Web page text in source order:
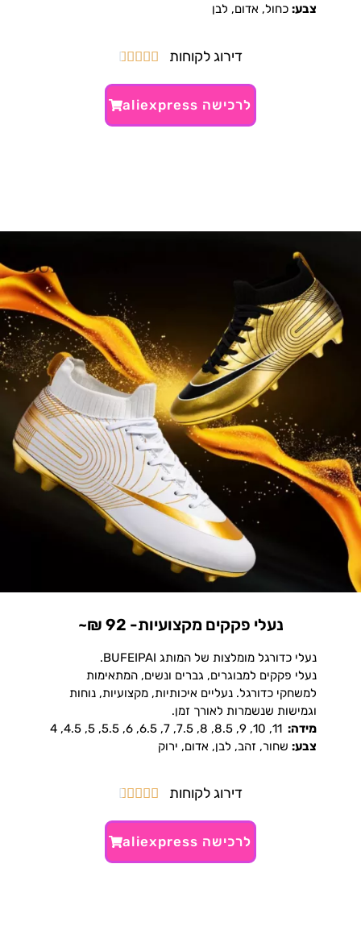
צבע: כחול, אדום, לבן
דירוג לקוחות 




לרכישה aliexpress
נעלי פקקים מקצועיות- 92 ₪~
נעלי כדורגל מומלצות של המותג BUFEIPAI.
נעלי פקקים למבוגרים, גברים ונשים, המתאימות
למשחקי כדורגל. נעליים איכותיות, מקצועיות, נוחות
וגמישות שנשמרות לאורך זמן.
מידה:
צבע: שחור, זהב, לבן, אדום, ירוק
דירוג לקוחות 




לרכישה aliexpress